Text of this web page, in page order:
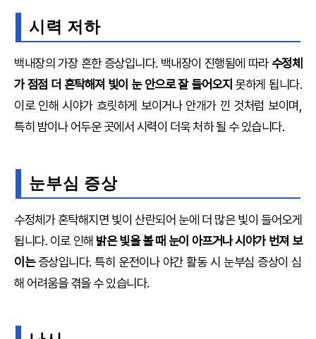
시력 저하
백내장의 가장 흔한 증상입니다. 백내장이 진행됨에 따라 수정체
가 점점 더 혼탁해져 빛이 눈 안으로 잘 들어오지 못하게 됩니다.
이로 인해 시야가 흐릿하게 보이거나 안개가 낀 것처럼 보이며,
특히 밤이나 어두운 곳에서 시력이 더욱 처하 될 수 있습니다.
눈부심 증상
수정체가 혼탁해지면 빛이 산란되어 눈에 더 많은 빛이 들어오게
됩니다. 이로 인해 밝은 빛을 볼 때 눈이 아프거나 시야가 번져 보
이는증상입니다. 특히 운전이나 야간 활동 시 눈부심 증상이 심
해 어려움을 겪을 수 있습니다.